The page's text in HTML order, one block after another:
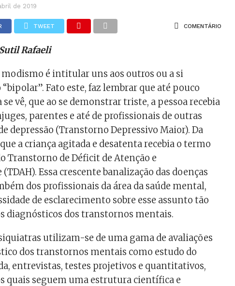
Comunicação Total
de 2019
TWEET COMENTÁRIO
Rafaeli
é intitular uns aos outros ou a si
Fato este, faz lembrar que até pouco
vê, que ao se demonstrar triste, a pessoa recebia
parentes e até de profissionais de outras
depressão (Transtorno Depressivo Maior). Da
a criança agitada e desatenta recebia o termo
Transtorno de Déficit de Atenção e
Essa crescente banalização das doenças
dos profissionais da área da saúde mental,
de esclarecimento sobre esse assunto tão
diagnósticos dos transtornos mentais.
utilizam-se de uma gama de avaliações
dos transtornos mentais como estudo do
entrevistas, testes projetivos e quantitativos,
quais seguem uma estrutura científica e